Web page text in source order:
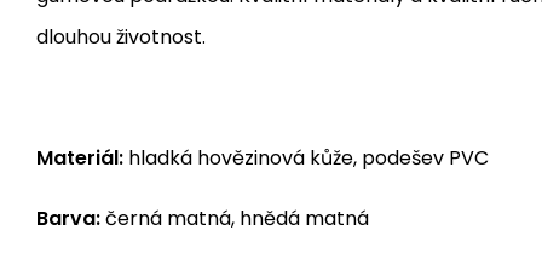
dlouhou životnost.
Materiál: hladká hovězinová kůže, podešev PVC
Barva:černá matná, hnědá matná